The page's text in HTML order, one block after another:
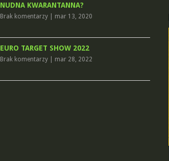
NUDNA KWARANTANNA?
Brak komentarzy| mar 13, 2020
EURO TARGET SHOW 2022
Brak komentarzy| mar 28, 2022